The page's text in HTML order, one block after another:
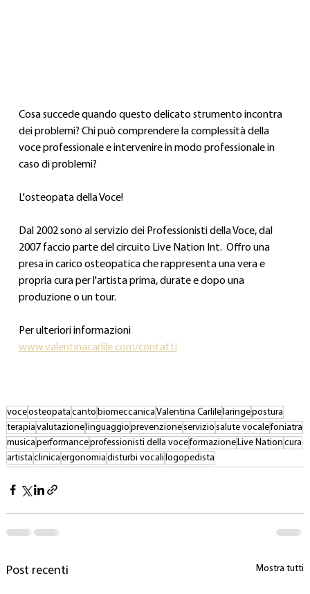
Cosa succede quando questo delicato strumento incontra
dei problemi? Chi può comprendere la complessità della
voce professionale e intervenire in modo professionale in
caso di problemi?
L'osteopata della Voce!
Dal 2002 sono al servizio dei Professionisti della Voce, dal
2007 faccio parte del circuito Live Nation Int.  Offro una
presa in carico osteopatica che rappresenta una vera e
propria cura per l'artista prima, durate e dopo una
produzione o un tour.
Per ulteriori informazioni
www.valentinacarlile.com/contatti
voceosteopata canto biomeccanica Valentina Carlile laringepostura
terapia valutazione linguaggio prevenzioneservizio salute vocalefoniatra
musica performanceprofessionisti della voceformazione Live Nation cura
artista clinica ergonomia disturbi vocali logopedista
Post recenti Mostra tutti